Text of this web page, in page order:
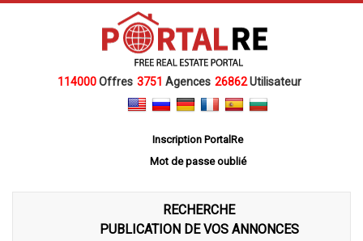
114000Offres 3751 Agences 26862Utilisateur
Inscription PortalRe
Mot de passe oublié
RECHERCHE
PUBLICATION DE VOS ANNONCES